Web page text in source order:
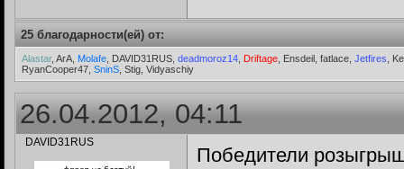
25 благодарности(ей) от:
Alastar, ArA, Molafe , DAVID31RUS, deadmoroz14 Driftage , Ensdeil, fatlace, Jetfires ,
RyanCooper47, SninS , Stig, Vidyaschiy
26.04.2012, 04:11
DAVID31RUS
Победители